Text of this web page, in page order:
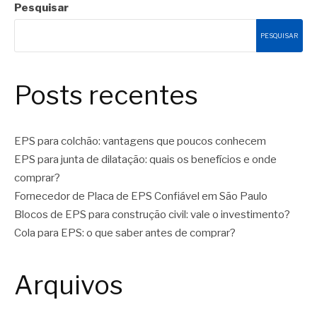
Pesquisar
PESQUISAR
Posts recentes
EPS para colchão: vantagens que poucos conhecem
EPS para junta de dilatação: quais os benefícios e onde
comprar?
Fornecedor de Placa de EPS Confiável em São Paulo
Blocos de EPS para construção civil: vale o investimento?
Cola para EPS: o que saber antes de comprar?
Arquivos